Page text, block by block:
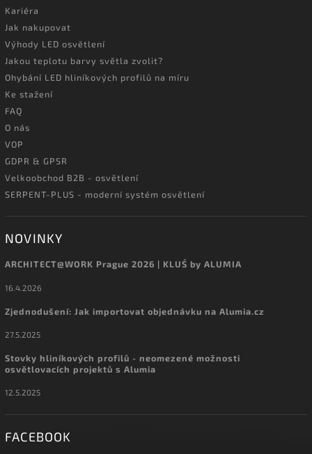
Kariéra
Jak nakupovat
Výhody LED osvětlení
Jakou teplotu barvy světla zvolit?
Ohybání LED hliníkových profilů na míru
Ke stažení
FAQ
O nás
VOP
GDPR & GPSR
Velkoobchod B2B - osvětlení
SERPENT-PLUS - moderní systém osvětlení
NOVINKY
ARCHITECT@WORK Prague 2026 | KLUŚ by ALUMIA
16.4.2026
Zjednodušení: Jak importovat objednávku na Alumia.cz
27.5.2025
Stovky hliníkových profilů - neomezené možnosti
osvětlovacích projektů s Alumia
12.5.2025
FACEBOOK